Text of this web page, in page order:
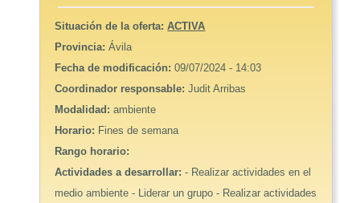
Situación de la oferta:ACTIVA
Provincia:Ávila
Fecha de modificación:09/07/2024 - 14:03
Coordinador responsable:Judit Arribas
Modalidad:ambiente
Horario: Fines de semana
Rango horario:
Actividades a desarrollar:- Realizar actividades en el
medio ambiente - Liderar un grupo - Realizar actividades